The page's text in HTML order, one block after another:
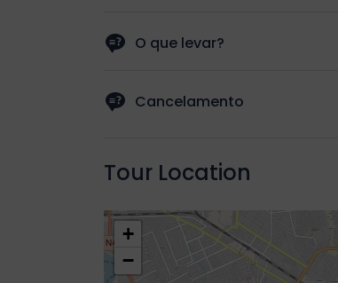
O que levar?
Cancelamento
Tour Location
+
−